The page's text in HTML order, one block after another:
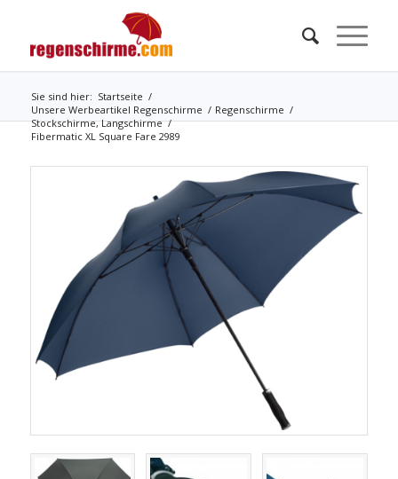
Sie sind hier: Startseite /
Unsere Werbeartikel Regenschirme / Regenschirme /
Stockschirme, Langschirme /
Fibermatic XL Square Fare 2989